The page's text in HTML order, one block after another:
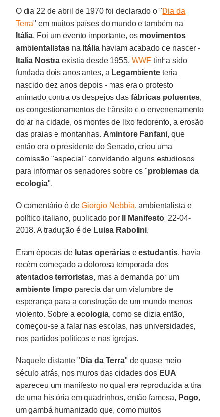
O dia 22 de abril de 1970 foi declarado o "Dia da
Terra" em muitos países do mundo e também na
Itália. Foi um evento importante, os movimentos
ambientalistas na Itália haviam acabado de nascer -
Italia Nostra existia desde 1955,WWF tinha sido
fundada dois anos antes, a Legambiente teria
nascido dez anos depois - mas era o protesto
animado contra os despejos dasfábricas poluentes,
os congestionamentos de trânsito e o envenenamento
do ar na cidade, os montes de lixo fedorento, a erosão
das praias e montanhas. Amintore Fanfani, que
então era o presidente do Senado, criou uma
comissão "especial" convidando alguns estudiosos
para informar os senadores sobre os "problemas da
ecologia".
O comentário é deGiorgio Nebbia, ambientalista e
político italiano, publicado por
Il Manifesto, 22-04-
2018. A tradução é de Luisa Rabolini.
Eram épocas de lutas operárias e estudantis, havia
recém começado a dolorosa temporada dos
atentados terroristas, mas a demanda por um
ambiente limpo parecia dar um vislumbre de
esperança para a construção de um mundo menos
violento. Sobre aecologia, como se dizia então,
começou-se a falar nas escolas, nas universidades,
nos partidos políticos e nas igrejas.
Naquele distante " Dia da Terra" de quase meio
século atrás, nos muros das cidades dos EUA
apareceu um manifesto no qual era reproduzida a tira
de uma história em quadrinhos, então famosa, Pogo,
um gambá humanizado que, como muitos